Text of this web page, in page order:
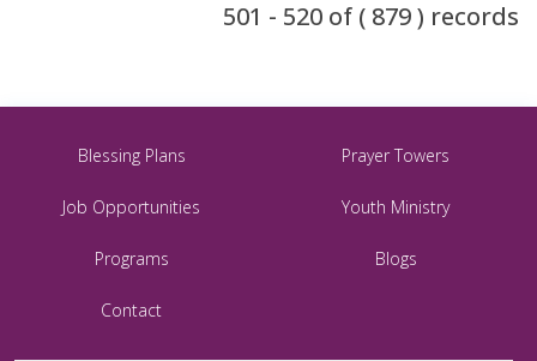
501 - 520 of ( 879 ) records
Blessing Plans Prayer Towers
Job Opportunities Youth Ministry
Programs Blogs
Contact